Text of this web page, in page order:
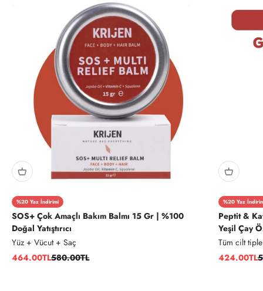
%20 Yaz İndirimi
SOS+ Çok Amaçlı Bakım Balmı 15 Gr | %100
Doğal Yatıştırıcı
Yüz + Vücut + Saç
İndirimli fiyat
464.00TLNormal fiyat
580.00TL
%20 Yaz
Peptit &
Yeşil Çay
Tüm cilt
İndirimli
424.00TL